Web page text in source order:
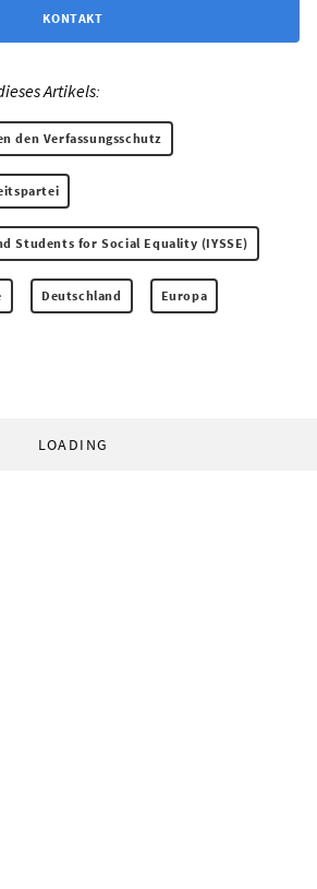
KONTAKT
Artikels:
den Verfassungsschutz
Students for Social Equality (IYSSE)
Deutschland Europa
LOADING